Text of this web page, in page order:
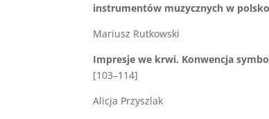
instrumentów muzycznych w
Mariusz Rutkowski
Impresje we krwi. Konwencja
[103–114]
Alicja Przyszlak